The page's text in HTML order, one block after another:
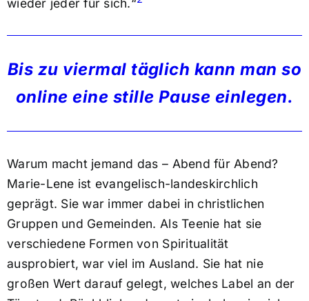
wieder jeder für sich.“
Bis zu viermal täglich kann man so
online eine stille Pause einlegen.
Warum macht jemand das – Abend für Abend?
Marie-Lene ist evangelisch-landeskirchlich
geprägt. Sie war immer dabei in christlichen
Gruppen und Gemeinden. Als Teenie hat sie
verschiedene Formen von Spiritualität
ausprobiert, war viel im Ausland. Sie hat nie
großen Wert darauf gelegt, welches Label an der